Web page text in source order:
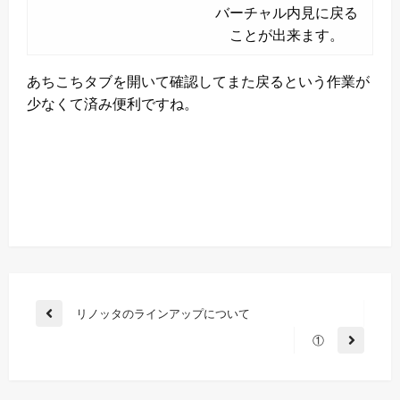
バーチャル内見に戻る
ことが出来ます。
あちこちタブを開いて確認してまた戻るという作業が
少なくて済み便利ですね。
投
リノッタのラインアップについて
次
①